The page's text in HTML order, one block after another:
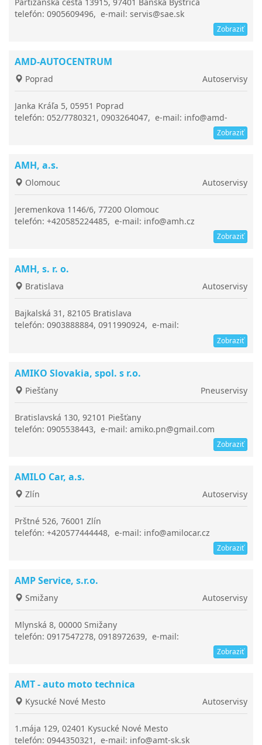
telefón: 0905609496, e-mail: servis@sae.sk
Zobraziť
AMD-AUTOCENTRUM
Poprad Autoservisy
Janka Kráľa 5, 05951 Poprad
telefón: 052/7780321, 0903264047, e-mail: info@amd-
Zobraziť
AMH, a.s.
Olomouc Autoservisy
Jeremenkova 1146/6, 77200 Olomouc
telefón: +420585224485, e-mail: info@amh.cz
Zobraziť
AMH, s. r. o.
Bratislava Autoservisy
Bajkalská 31, 82105 Bratislava
telefón: 0903888884, 0911990924, e-mail:
Zobraziť
AMIKO Slovakia, spol. s r.o.
Piešťany Pneuservisy
Bratislavská 130, 92101 Piešťany
telefón: 0905538443, e-mail: amiko.pn@gmail.com
Zobraziť
AMILO Car, a.s.
Zlín Autoservisy
Prštné 526, 76001 Zlín
telefón: +420577444448, e-mail: info@amilocar.cz
Zobraziť
AMP Service, s.r.o.
Smižany Autoservisy
Mlynská 8, 00000 Smižany
telefón: 0917547278, 0918972639, e-mail:
Zobraziť
AMT - auto moto technica
Kysucké Nové Mesto Autoservisy
1.mája 129, 02401 Kysucké Nové Mesto
telefón: 0944350321, e-mail: info@amt-sk.sk